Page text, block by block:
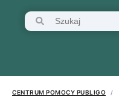
CENTRUM POMOCY PUBLIGO